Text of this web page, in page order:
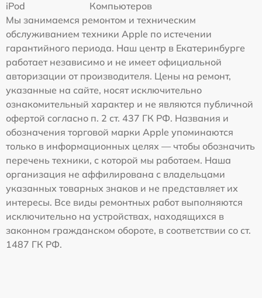
iPod
Компьютеров
Мы занимаемся ремонтом и техническим
обслуживанием техники Apple по истечении
гарантийного периода. Наш центр в Екатеринбурге
работает независимо и не имеет официальной
авторизации от производителя. Цены на ремонт,
указанные на сайте, носят исключительно
ознакомительный характер и не являются публичной
офертой согласно п. 2 ст. 437 ГК РФ. Названия и
обозначения торговой марки Apple упоминаются
только в информационных целях — чтобы обозначить
перечень техники, с которой мы работаем. Наша
организация не аффилирована с владельцами
указанных товарных знаков и не представляет их
интересы. Все виды ремонтных работ выполняются
исключительно на устройствах, находящихся в
законном гражданском обороте, в соответствии со ст.
1487 ГК РФ.